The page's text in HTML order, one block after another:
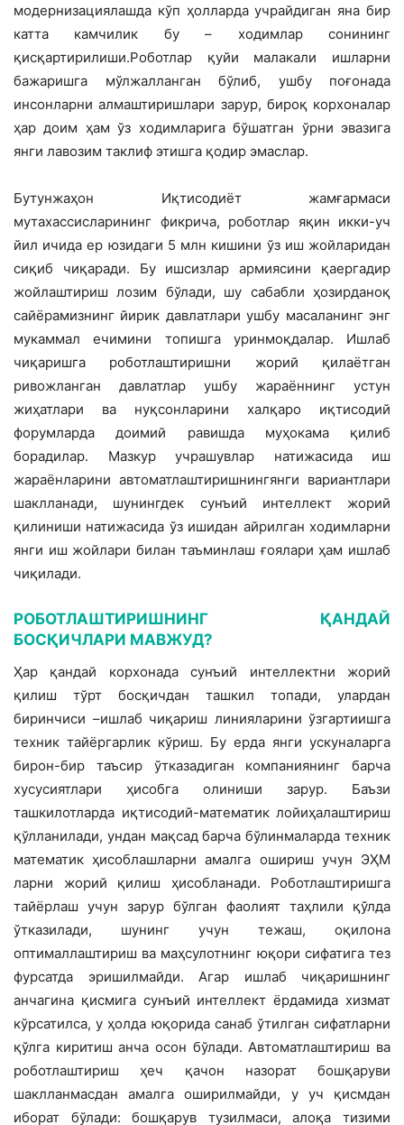
модернизациялашда кўп ҳолларда учрайдиган яна бир
катта камчилик бу – ходимлар сонининг
қисқартирилиши.Роботлар қуйи малакали ишларни
бажаришга мўлжалланган бўлиб, ушбу поғонада
инсонларни алмаштиришлари зарур, бироқ корхоналар
ҳар доим ҳам ўз ходимларига бўшатган ўрни эвазига
янги лавозим таклиф этишга қодир эмаслар.
Бутунжаҳон Иқтисодиёт жамғармаси
мутахассисларининг фикрича, роботлар яқин икки-уч
йил ичида ер юзидаги 5 млн кишини ўз иш жойларидан
сиқиб чиқаради. Бу ишсизлар армиясини қаергадир
жойлаштириш лозим бўлади, шу сабабли ҳозирданоқ
сайёрамизнинг йирик давлатлари ушбу масаланинг энг
мукаммал ечимини топишга уринмоқдалар. Ишлаб
чиқаришга роботлаштиришни жорий қилаётган
ривожланган давлатлар ушбу жараённинг устун
жиҳатлари ва нуқсонларини халқаро иқтисодий
форумларда доимий равишда муҳокама қилиб
борадилар. Мазкур учрашувлар натижасида иш
жараёнларини автоматлаштиришнингянги вариантлари
шаклланади, шунингдек сунъий интеллект жорий
қилиниши натижасида ўз ишидан айрилган ходимларни
янги иш жойлари билан таъминлаш ғоялари ҳам ишлаб
чиқилади.
РОБОТЛАШТИРИШНИНГ ҚАНДАЙ
БОСҚИЧЛАРИ МАВЖУД?
Ҳар қандай корхонада сунъий интеллектни жорий
қилиш тўрт босқичдан ташкил топади, улардан
биринчиси –ишлаб чиқариш линияларини ўзгартиишга
техник тайёргарлик кўриш. Бу ерда янги ускуналарга
бирон-бир таъсир ўтказадиган компаниянинг барча
хусусиятлари ҳисобга олиниши зарур. Баъзи
ташкилотларда иқтисодий-математик лойиҳалаштириш
қўлланилади, ундан мақсад барча бўлинмаларда техник
математик ҳисоблашларни амалга ошириш учун ЭҲМ
ларни жорий қилиш ҳисобланади. Роботлаштиришга
тайёрлаш учун зарур бўлган фаолият таҳлили қўлда
ўтказилади, шунинг учун тежаш, оқилона
оптималлаштириш ва маҳсулотнинг юқори сифатига тез
фурсатда эришилмайди. Агар ишлаб чиқаришнинг
анчагина қисмига сунъий интеллект ёрдамида хизмат
кўрсатилса, у ҳолда юқорида санаб ўтилган сифатларни
қўлга киритиш анча осон бўлади. Автоматлаштириш ва
роботлаштириш ҳеч қачон назорат бошқаруви
шаклланмасдан амалга оширилмайди, у уч қисмдан
иборат бўлади: бошқарув тузилмаси, алоқа тизими